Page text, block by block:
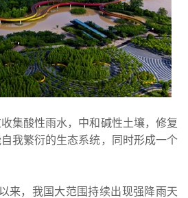
酸性雨水，中和碱性土壤，修复
我繁衍的生态系统，同时形成一个
，我国大范围持续出现强降雨天